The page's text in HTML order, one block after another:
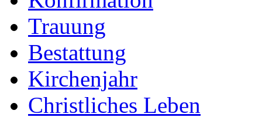
Trauung
Bestattung
Kirchenjahr
Christliches Leben